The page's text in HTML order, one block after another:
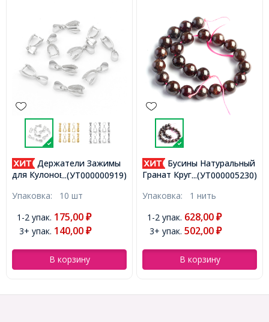
...(УТ000005230)
Бусины Натуральный
Гранат Круглые, 8мм,
20шт/18см/нить,
Упаковка: 1 нить
1-2 упак. 628,00 ₽
3+ упак. 502,00 ₽
В корзину
...(УТ000003685)
Застежка Карабин-
Лобстер, Металл, Бронза,
(УТ000003685)
Упаковка: 50 шт
248,00₽ -28%
178,00 ₽ / 50 шт
В корзину